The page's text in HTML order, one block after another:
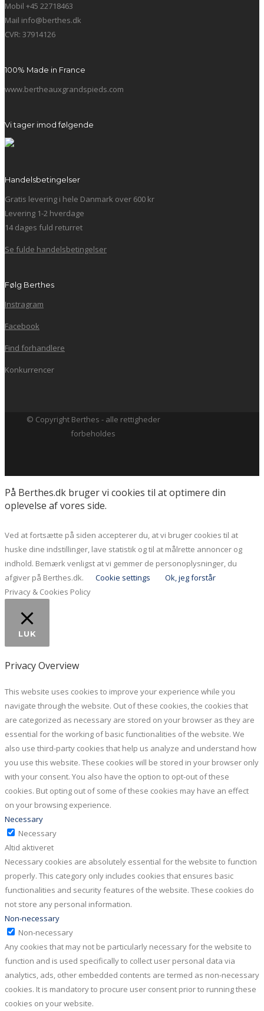
Mobil +45 22718463
Mail info@berthes.dk
CVR: 37914126
100% Made in France
www.bertheauxgrandspieds.com
Vi tager imod følgende
Handelsbetingelser
Gratis levering i hele Danmark over 600 kr
Levering 1-2 hverdage
14 dages fuld returret
Se fulde handelsbetingelser
Følg Berthes
Instragram
Facebook
Find forhandlere
Konkurrencer
© Copyright Berthes - alle rettigheder
forbeholdes
På Berthes.dk bruger vi cookies til at optimere din
oplevelse af vores side.
Ved at fortsætte på siden accepterer du, at vi bruger cookies til at
huske dine indstillinger, lave statistik og til at målrette annoncer og
indhold. Bemærk venligst at vi gemmer de personoplysninger, du
afgiver på Berthes.dk.
Cookie settings
Ok, jeg forstår
Privacy & Cookies Policy
LUK
Privacy Overview
This website uses cookies to improve your experience while you
navigate through the website. Out of these cookies, the cookies that
are categorized as necessary are stored on your browser as they are
essential for the working of basic functionalities of the website. We
also use third-party cookies that help us analyze and understand how
you use this website. These cookies will be stored in your browser only
with your consent. You also have the option to opt-out of these
cookies. But opting out of some of these cookies may have an effect
on your browsing experience.
Necessary
Necessary
Altid aktiveret
Necessary cookies are absolutely essential for the website to function
properly. This category only includes cookies that ensures basic
functionalities and security features of the website. These cookies do
not store any personal information.
Non-necessary
Non-necessary
Any cookies that may not be particularly necessary for the website to
function and is used specifically to collect user personal data via
analytics, ads, other embedded contents are termed as non-necessary
cookies. It is mandatory to procure user consent prior to running these
cookies on your website.